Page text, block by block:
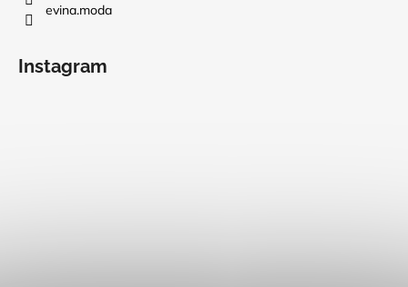
evina.moda
Instagram